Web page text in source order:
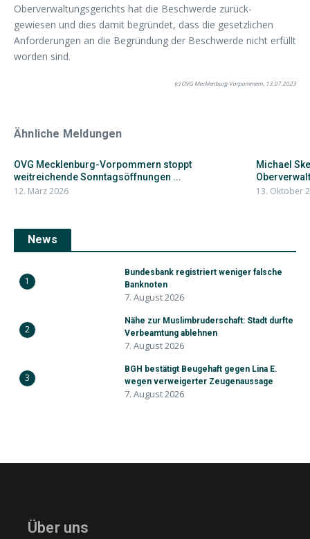
Oberverwaltungsgerichts hat die Beschwerde zurück-
gewiesen und dies damit begründet, dass die gesetzlichen
Anforderungen an die Begründung der Beschwerde nicht erfüllt
worden sind.
(c) OVG Mecklenburg-Vorpommern, 13.07.2023
Ähnliche Meldungen
OVG Mecklenburg-Vorpommern stoppt
weitreichende Sonntagsöffnungen ...
12. März 2026
Michael
13. Oktober
News
1
Bundesbank registriert weniger falsche
Banknoten
7. August 2026
2
Nähe zur Muslimbruderschaft: Stadt durfte
Verbeamtung ablehnen
7. August 2026
3
BGH bestätigt Beugehaft gegen Lina E.
wegen verweigerter Zeugenaussage
7. August 2026
Über uns